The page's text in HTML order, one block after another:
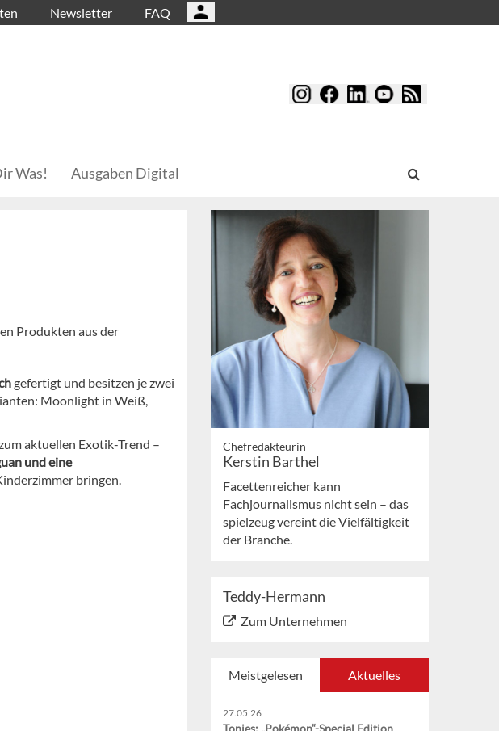
Newsletter FAQ
Was! Ausgaben Digital
Produkten aus der
gefertigt und besitzen je zwei
Moonlight in Weiß,
aktuellen Exotik-Trend –
und eine
bringen.
Chefredakteurin
Kerstin Barthel
Facettenreicher kann
Fachjournalismus nicht sein – das
spielzeug vereint die Vielfältigkeit
der Branche.
Teddy-Hermann
Zum Unternehmen
Meistgelesen Aktuelles
27.05.26